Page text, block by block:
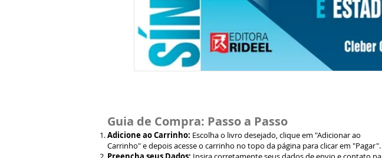
Guia de Compra: Passo a Passo
Adicione ao Carrinho: Escolha o livro desejado, clique em "Adicionar ao
Carrinho" e depois acesse o carrinho no topo da página para clicar em "Pagar".